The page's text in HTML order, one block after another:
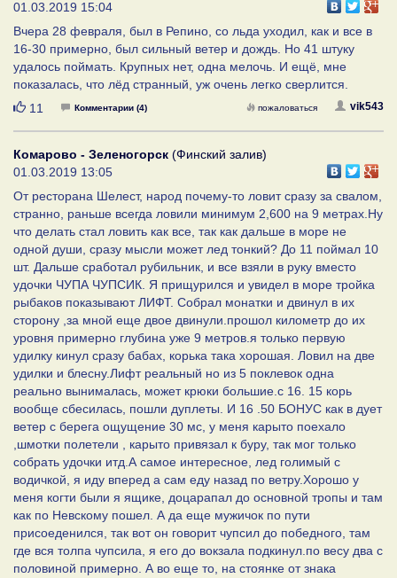
01.03.2019 15:04
Вчера 28 февраля, был в Репино, со льда уходил, как и все в
16-30 примерно, был сильный ветер и дождь. Но 41 штуку
удалось поймать. Крупных нет, одна мелочь. И ещё, мне
показалась, что лёд странный, уж очень легко сверлится.
Нравится
11 Комментарии (4) vik543
пожаловаться
Комарово - Зеленогорск (Финский залив)
01.03.2019 13:05
От ресторана Шелест, народ почему-то ловит сразу за свалом,
странно, раньше всегда ловили минимум 2,600 на 9 метрах.Ну
что делать стал ловить как все, так как дальше в море не
одной души, сразу мысли может лед тонкий? До 11 поймал 10
шт. Дальше сработал рубильник, и все взяли в руку вместо
удочки ЧУПА ЧУПСИК. Я прищурился и увидел в море тройка
рыбаков показывают ЛИФТ. Собрал монатки и двинул в их
сторону ,за мной еще двое двинули.прошол километр до их
уровня примерно глубина уже 9 метров.я только первую
удилку кинул сразу бабах, корька така хорошая. Ловил на две
удилки и блесну.Лифт реальный но из 5 поклевок одна
реально вынималась, может крюки большие.с 16. 15 корь
вообще сбесилась, пошли дуплеты. И 16 .50 БОНУС как в дует
ветер с берега ощущение 30 мс, у меня карыто поехало
,шмотки полетели , карыто привязал к буру, так мог только
собрать удочки итд.А самое интересное, лед голимый с
водичкой, я иду вперед а сам еду назад по ветру.Хорошо у
меня когти были я ящике, доцарапал до основной тропы и там
как по Невскому пошел. А да еще мужичок по пути
присоеденился, так вот он говорит чупсил до победного, там
где вся толпа чупсила, я его до вокзала подкинул.по весу два с
половиной примерно. А во еще то, на стоянке от знака